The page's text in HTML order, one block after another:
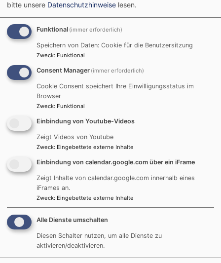
Hauptnavigation
Startseite Frauenkreise
Frauenkreise
MITTWOCHSTREFF
Treffen einmal im Monat im Gemeindehaus am
Mittwoch Abend Kontakt: über das Pfarramt
Hauptnavigation
Startseite
Kontakt
Gottesdienst
Termine
Angebote
Fußbereichsmenü
Kontakt
Barrierefreiheitserklärung
bitte unsere Datenschutzhinweise lesen.
Funktional (immer erforderlich)
Speichern von Daten: Cookie für die Benutzersitzung
Zweck: Funktional
Consent Manager (immer erforderlich)
Cookie Consent speichert Ihre Einwilligungsstatus im
Browser
Zweck: Funktional
Einbindung von Youtube-Videos
Zeigt Videos von Youtube
Zweck: Eingebettete externe Inhalte
Einbindung von calendar.google.com über ein iFrame
Zeigt Inhalte von calendar.google.com innerhalb eines
iFrames an.
Zweck: Eingebettete externe Inhalte
Alle Dienste umschalten
Diesen Schalter nutzen, um alle Dienste zu
aktivieren/deaktivieren.